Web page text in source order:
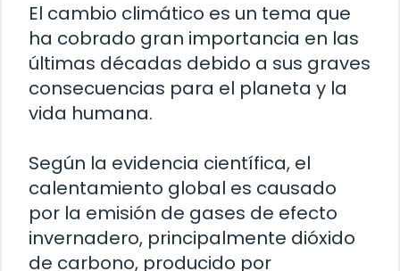
El cambio climático es un tema que
ha cobrado gran importancia en las
últimas décadas debido a sus graves
consecuencias para el planeta y la
vida humana.
Según la evidencia científica, el
calentamiento global es causado
por la emisión de gases de efecto
invernadero, principalmente dióxido
de carbono, producido por